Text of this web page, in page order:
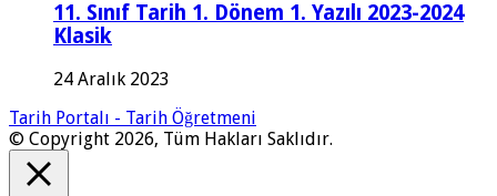
11. Sınıf Tarih 1. Dönem 1. Yazılı 2023-2024
Klasik
24 Aralık 2023
Tarih Portalı - Tarih Öğretmeni
© Copyright 2026, Tüm Hakları Saklıdır.